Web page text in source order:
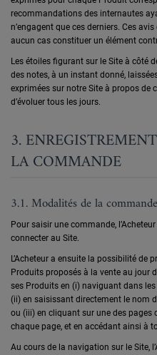
recommandations des internautes
n’engagent que ces derniers. Ces
aucun cas constituer un élément
Les étoiles figurant sur le Site à côté
des notes, à un instant donné,
exprimées sur notre Site à propos de
d’évoluer tous les jours.
3.
LA COMMANDE
3.1. Modalités de la commande
Pour saisir une commande,
connecter au Site.
L’Acheteur a ensuite la possibilité de
Produits proposés à la vente au jour
ses Produits en (i) naviguant dans
(ii) en saisissant directement le nom
ou (iii) en cliquant sur une des pages
chaque page, et en accédant ainsi à
Au cours de la navigation sur le Site,